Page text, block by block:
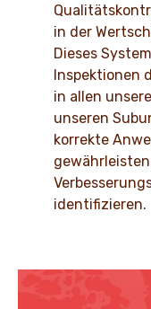
in der
Dieses
Inspektionen
in allen
unseren
korrekte
identifizieren.